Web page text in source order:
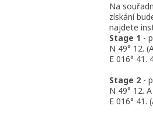
Na
získání
najdete
Stage 1 -
N 49° 12.
E 016° 41.
Stage 2 -
N 49° 12.
E 016° 41.